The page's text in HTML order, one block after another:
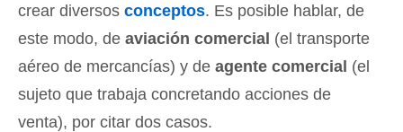
crear diversos conceptos. Es posible hablar, de
este modo, de aviación comercial (el transporte
aéreo de mercancías) y de agente comercial (el
sujeto que trabaja concretando acciones de
venta), por citar dos casos.